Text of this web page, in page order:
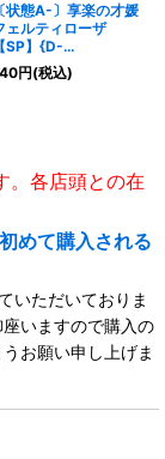
〔状態A-〕享楽の才媛
ェルティローザ
【SP】{D-
SP34}《リリカ
モナステリオ》
円(税込)
。各店頭との在
めて購入される
いただいておりま
いますので購入の
お願い申し上げま